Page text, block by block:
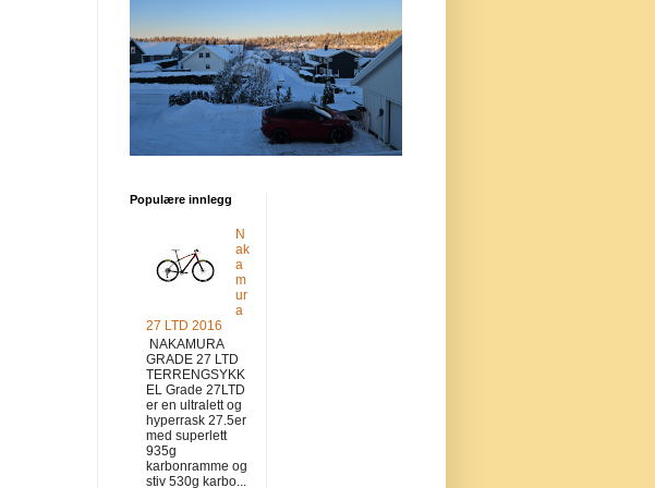
Populære innlegg
N
ak
a
m
ur
a
27 LTD 2016
NAKAMURA
GRADE 27 LTD
TERRENGSYKK
EL Grade 27LTD
er en ultralett og
hyperrask 27.5er
med superlett
935g
karbonramme og
stiv 530g karbo...